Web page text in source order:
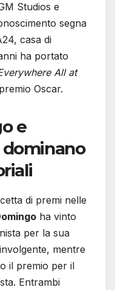
Studios e
segna
casa di
ha portato
All at
Oscar.
e
dominano
di premi nelle
ha vinto
per la sua
mentre
il premio per il
Entrambi